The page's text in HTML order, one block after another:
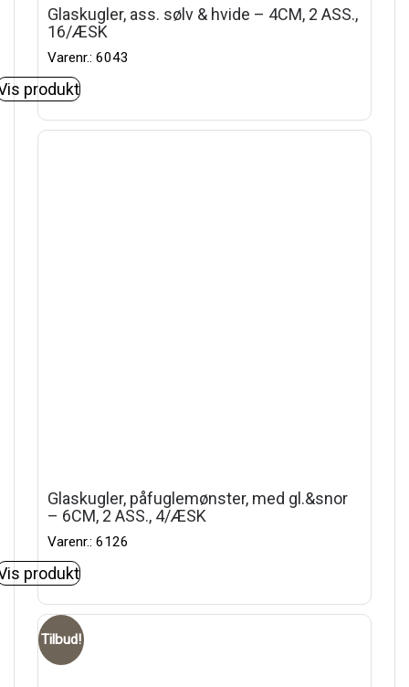
Glaskugler, ass. sølv & hvide – 4CM, 2 ASS.,
16/ÆSK
Varenr.: 6043
produkt
Glaskugler, påfuglemønster, med gl.&snor
– 6CM, 2 ASS., 4/ÆSK
Varenr.: 6126
produkt
Tilbud!